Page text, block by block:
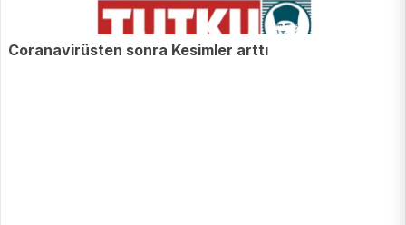
Coranavirüsten sonra Kesimler arttı